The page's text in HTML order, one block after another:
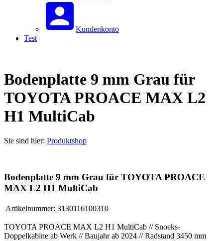
Kundenkonto
Test
Bodenplatte 9 mm Grau für
TOYOTA PROACE MAX L2
H1 MultiCab
Sie sind hier: Produktshop
Bodenplatte 9 mm Grau für TOYOTA PROACE
MAX L2 H1 MultiCab
Artikelnummer: 3130116100310
TOYOTA PROACE MAX L2 H1 MultiCab // Snoeks-
Doppelkabine ab Werk // Baujahr ab 2024 // Radstand 3450 mm